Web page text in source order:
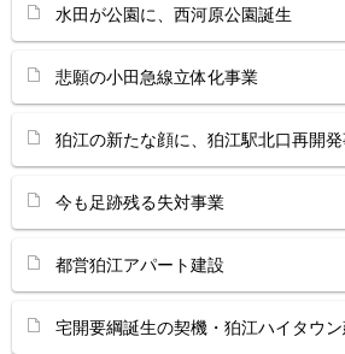
水田が公園に、西河原公園誕生
悲願の小田急線立体化事業
狛江の新たな顔に、狛江駅北口再開
今も足跡残る失対事業
都営狛江アパート建設
宅開要綱誕生の契機・狛江ハイタウ